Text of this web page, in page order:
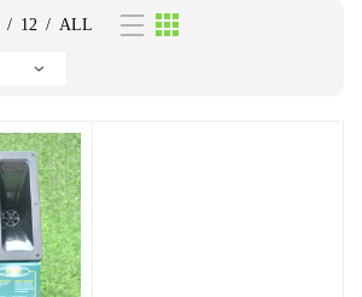
/ 12 / ALL